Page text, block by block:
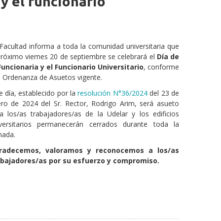
informa a toda la comunidad universitaria que
viernes 20 de septiembre se celebrará el Día de
y el Funcionario Universitario, conforme
Ordenanza de Asuetos vigente.
día, establecido por laresolución N°36/2024del 23 de
de 2024 del Sr. Rector, Rodrigo Arim, será asueto
los/as trabajadores/as de la Udelar y los edificios
permanecerán cerrados durante toda la
valoramos y reconocemos a los/as
as por su esfuerzo y compromiso.